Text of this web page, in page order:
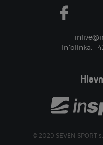
facebook
Infolinka:
© 2020 SEVEN SPORT